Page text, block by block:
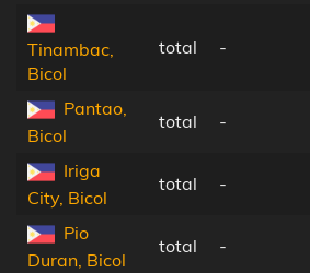
Tinambac,
Bicol
total -
Pantao,
Bicol
total -
Iriga
City, Bicol
total -
Pio
Duran, Bicol
total -